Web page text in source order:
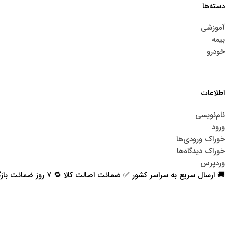
دسته‌ها
آموزشی
بیمه
خودرو
اطلاعات
نام‌نویسی
ورود
خوراک ورودی‌ها
خوراک دیدگاه‌ها
وردپرس
🚚 ارسال سریع به سراسر کشور ✅ ضمانت اصالت کالا 🔁 ۷ روز ضمانت بازگشت 📞 پشتیبانی واقعی